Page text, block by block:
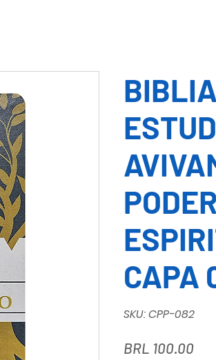
CAPA
SKU: CPP-082
BRL 100.00